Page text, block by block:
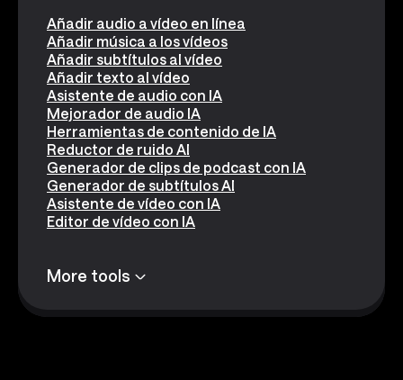
Añadir audio a vídeo en línea
Añadir música a los vídeos
Añadir subtítulos al vídeo
Añadir texto al vídeo
Asistente de audio con IA
Mejorador de audio IA
Herramientas de contenido de IA
Reductor de ruido AI
Generador de clips de podcast con IA
Generador de subtítulos AI
Asistente de vídeo con IA
Editor de vídeo con IA
More tools